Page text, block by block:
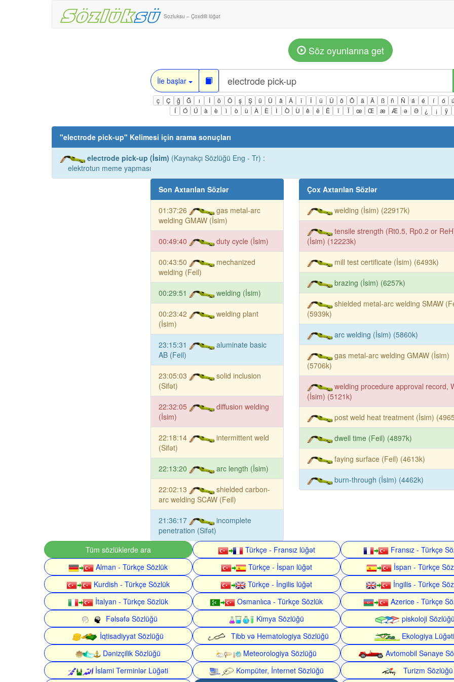
Sozluksu – Çoxdilli lüğət
Söz oyunlarına get
İle başlar
ç Ç ğ Ğ ı İ ö Ö ş Ş ü Ü â Â î Î û Û ô Ô ä Ä ß ñ Ñ á é í ó ú
Í
Ó Ú à è ì ò ù À È Ì Ò Ù ê ë Ë ï Ï œ Œ æ Æ ə Ə ¿ ¡ ÿ
"electrode pick-up" Kelimesi için arama sonuçları
electrode pick-up (İsim) (Kaynakçı Sözlüğü Eng - Tr) :
elektrotun meme yapması
Son Axtarılan Sözlər
01:37:26
gas metal-arc
welding GMAW (İsim)
00:49:40 duty cycle (İsim)
00:43:50
mechanized
welding (Feil)
00:29:51 welding (İsim)
00:23:42
welding plant
(İsim)
23:15:31
aluminate basic
AB (Feil)
23:05:03
solid inclusion
(Sifət)
22:32:05
diffusion welding
(İsim)
22:18:14
intermittent weld
(Sifət)
22:13:20 arc length (İsim)
22:02:13
shielded carbon-
arc welding SCAW (Feil)
21:36:17
incomplete
penetration (Sifət)
Çox Axtarılan Sözlər
welding (İsim) (22917k)
tensile strength (Rt0.5, Rp0.2 or
(İsim) (12223k)
mill test certificate (İsim) (6493k)
brazing (İsim) (6257k)
shielded metal-arc welding SMAW
(5939k)
arc welding (İsim) (5860k)
gas metal-arc welding GMAW (İsim)
(5706k)
welding procedure approval record,
(İsim) (5121k)
post weld heat treatment (İsim)
dwell time (Feil) (4897k)
faying surface (Feil) (4613k)
burn-through (İsim) (4462k)
Tüm sözlüklerde ara Türkçe - Fransız lüğət Fransız - Türkçe
Alman - Türkçe Sözlük
Türkçe - İspan lüğət İspan - Türkçe
Kurdish - Türkçe Sözlük
Türkçe - İngilis lüğət İngilis - Türkçe
İtalyan - Türkçe Sözlük
Osmanlıca - Türkçe Sözlük Azerice - Türkçe
Fəlsəfə Sözlüğü
Kimya Sözlüğü piskoloji Sözlüğü
İqtisadiyyat Sözlüğü
Tibb və Hematologiya Sözlüğü Ekologiya Lüğəti
Dənizçilik Sözlüğü
Meteorologiya Sözlüğü Avtomobil Sənaye
İslami Terminlər Lüğəti
Kompüter, İnternet Sözlüğü Turizm Sözlüğü